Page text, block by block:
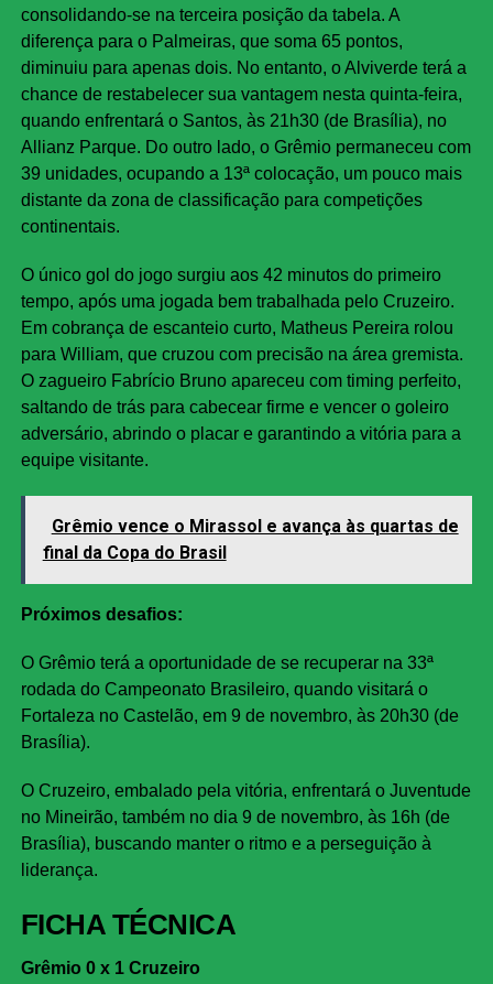
consolidando-se na terceira posição da tabela. A
diferença para o Palmeiras, que soma 65 pontos,
diminuiu para apenas dois. No entanto, o Alviverde terá a
chance de restabelecer sua vantagem nesta quinta-feira,
quando enfrentará o Santos, às 21h30 (de Brasília), no
Allianz Parque. Do outro lado, o Grêmio permaneceu com
39 unidades, ocupando a 13ª colocação, um pouco mais
distante da zona de classificação para competições
continentais.
O único gol do jogo surgiu aos 42 minutos do primeiro
tempo, após uma jogada bem trabalhada pelo Cruzeiro.
Em cobrança de escanteio curto, Matheus Pereira rolou
para William, que cruzou com precisão na área gremista.
O zagueiro Fabrício Bruno apareceu com timing perfeito,
saltando de trás para cabecear firme e vencer o goleiro
adversário, abrindo o placar e garantindo a vitória para a
equipe visitante.
Grêmio vence o Mirassol e avança às quartas de
final da Copa do Brasil
Próximos desafios:
O Grêmio terá a oportunidade de se recuperar na 33ª
rodada do Campeonato Brasileiro, quando visitará o
Fortaleza no Castelão, em 9 de novembro, às 20h30 (de
Brasília).
O Cruzeiro, embalado pela vitória, enfrentará o Juventude
no Mineirão, também no dia 9 de novembro, às 16h (de
Brasília), buscando manter o ritmo e a perseguição à
liderança.
FICHA TÉCNICA
Grêmio 0 x 1 Cruzeiro